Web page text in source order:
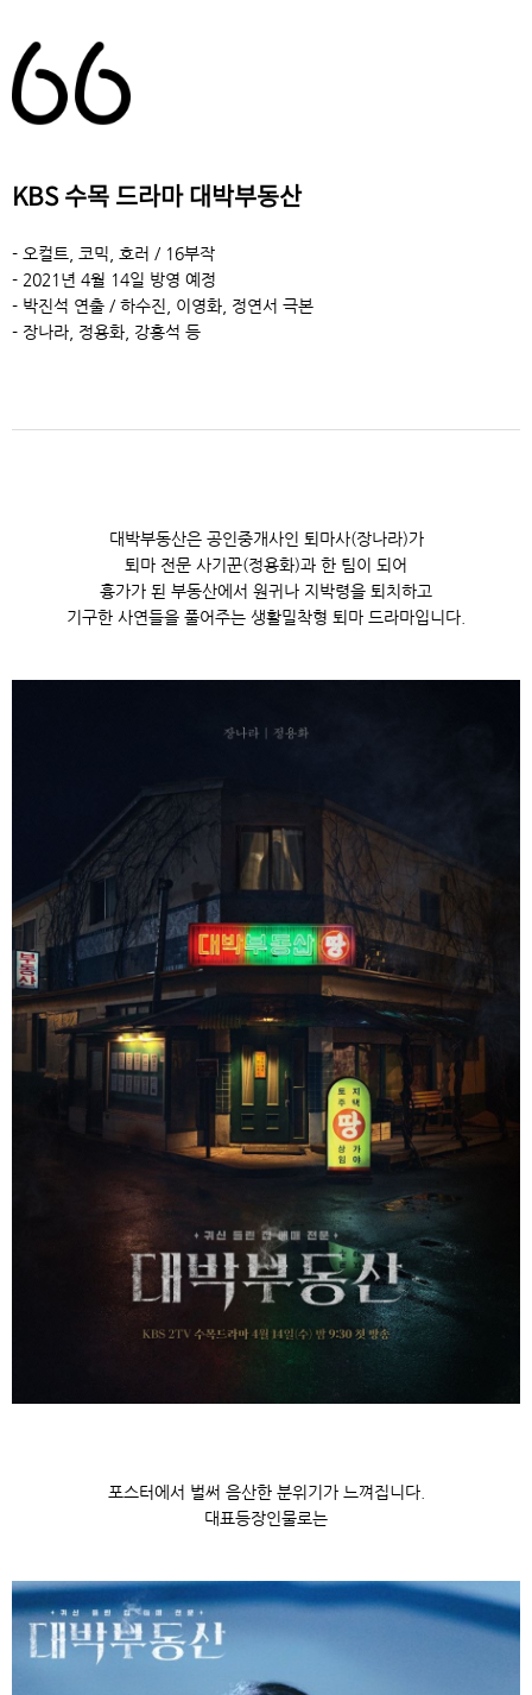
KBS 수목 드라마 대박부동산
- 오컬트, 코믹, 호러 / 16부작
- 2021년 4월 14일 방영 예정
- 박진석 연출 / 하수진, 이영화, 정연서 극본
- 장나라, 정용화, 강홍석 등
대박부동산은 공인중개사인 퇴마사(장나라)가
퇴마 전문 사기꾼(정용화)과 한 팀이 되어
흉가가 된 부동산에서 원귀나 지박령을 퇴치하고
기구한 사연들을 풀어주는 생활밀착형 퇴마 드라마입니다.
포스터에서 벌써 음산한 분위기가 느껴집니다.
대표등장인물로는